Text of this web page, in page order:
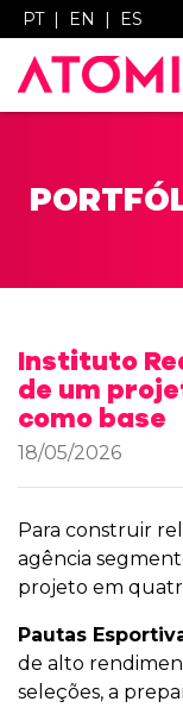
PT | EN | ES
Instituto
de um
como base
18/05/2026
Para construir
agência
projeto em
Pautas
de alto
seleções, a